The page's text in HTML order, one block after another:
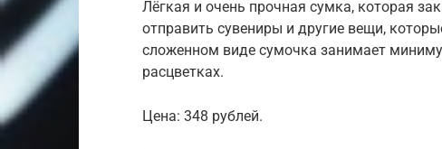
Лёгкая и очень прочная сумка, которая
отправить сувениры и другие вещи,
сложенном виде сумочка занимает
расцветках.
Цена: 348 рублей.